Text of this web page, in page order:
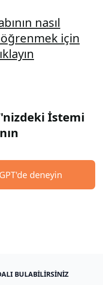
nasıl
için
İstemi
deneyin
BULABILIRSINIZ